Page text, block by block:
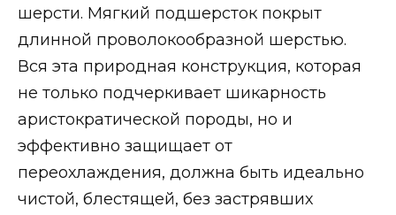
шерсти. Мягкий подшерсток покрыт
длинной проволокообразной шерстью.
Вся эта природная конструкция, которая
не только подчеркивает шикарность
аристократической породы, но и
эффективно защищает от
переохлаждения, должна быть идеально
чистой, блестящей, без застрявших